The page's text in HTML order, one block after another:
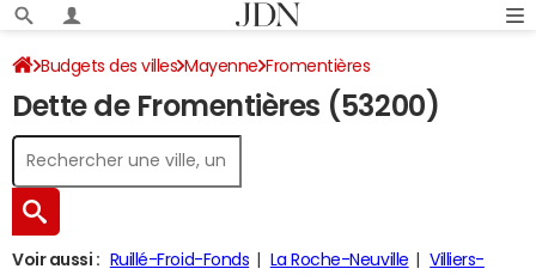
Budgets des villes Mayenne Fromentières
Dette au 31/12/2024
Dette de Fromentières (53200)
Voir aussi : Ruillé-Froid-Fonds La Roche-Neuville
Villiers-